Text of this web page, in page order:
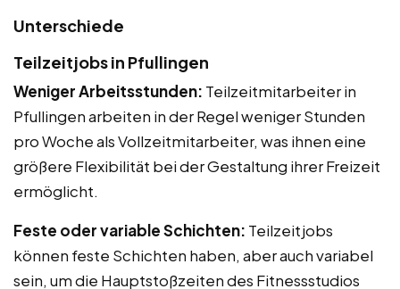
Unterschiede
Teilzeitjobs in Pfullingen
Weniger Arbeitsstunden: Teilzeitmitarbeiter in
Pfullingen arbeiten in der Regel weniger Stunden
pro Woche als Vollzeitmitarbeiter, was ihnen eine
größere Flexibilität bei der Gestaltung ihrer Freizeit
ermöglicht.
Feste oder variable Schichten: Teilzeitjobs
können feste Schichten haben, aber auch variabel
sein, um die Hauptstoßzeiten des Fitnessstudios